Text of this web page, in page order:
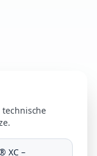
technische
XC –